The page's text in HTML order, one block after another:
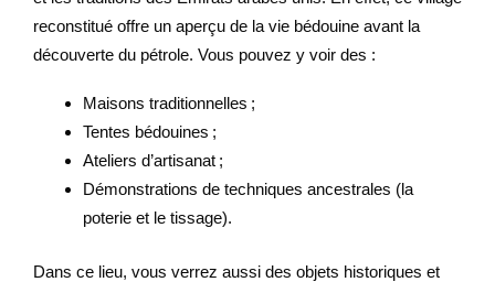
reconstitué offre un aperçu de la vie bédouine avant la
découverte du pétrole. Vous pouvez y voir des :
Maisons traditionnelles ;
Tentes bédouines ;
Ateliers d’artisanat ;
Démonstrations de techniques ancestrales (la
poterie et le tissage).
Dans ce lieu, vous verrez aussi des objets historiques et